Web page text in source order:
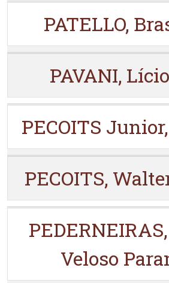
PATELLO,
PAVANI,
PECOITS
PECOITS,
Veloso